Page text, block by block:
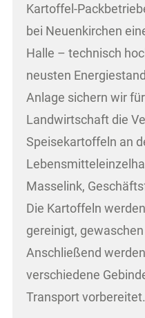
Kartoffel-
bei Neuenkirchen
Halle – technisch
neusten
Anlage sichern wir
Landwirtschaft die
Speisekartoffeln an
Masselink,
Die Kartoffeln
gereinigt,
Anschließend
verschiedene
Transport vorbereitet.